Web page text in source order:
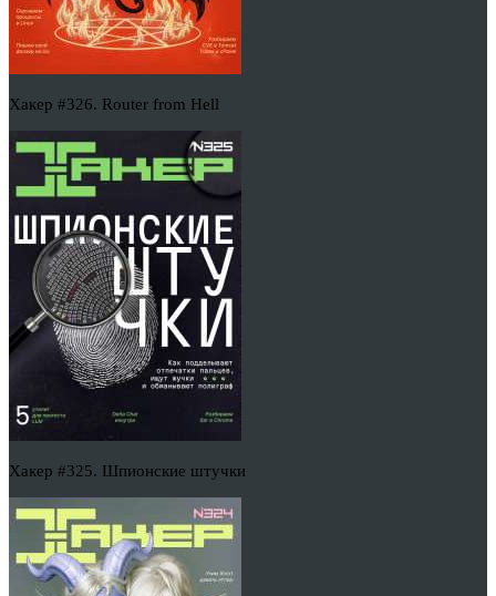
Хакер #326. Router from Hell
Хакер #325. Шпионские штучки